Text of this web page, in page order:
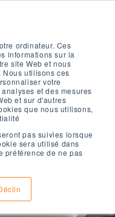
ordinateur. Ces
informations sur la
site Web et nous
Nous utilisons ces
votre
et des mesures
et sur d'autres
que nous utilisons,
pas suivies lorsque
sera utilisé dans
préférence de ne pas